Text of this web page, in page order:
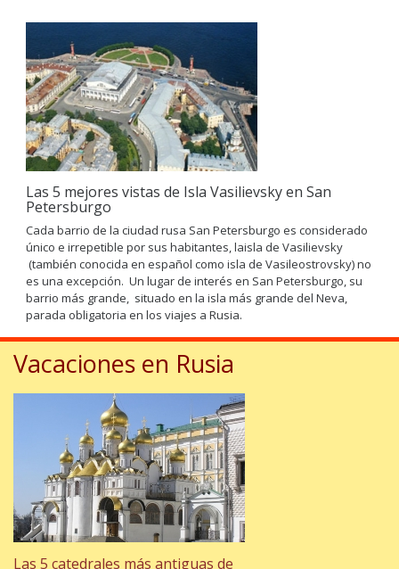
Las 5 mejores vistas de Isla Vasilievsky en San
Petersburgo
Cada barrio de la ciudad rusa San Petersburgo es considerado
único e irrepetible por sus habitantes, laisla de Vasilievsky
(también conocida en español como isla de Vasileostrovsky) no
es una excepción. Un lugar de interés en San Petersburgo, su
barrio más grande, situado en la isla más grande del Neva,
parada obligatoria en los viajes a Rusia.
Vacaciones en Rusia
Las 5 catedrales más antiguas de